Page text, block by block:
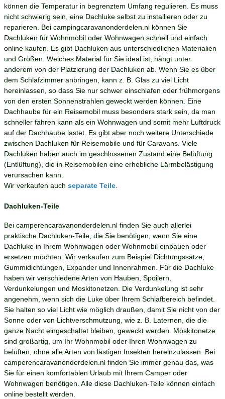
können die Temperatur in begrenztem Umfang regulieren. Es muss
nicht schwierig sein, eine Dachluke selbst zu installieren oder zu
reparieren. Bei campingcaravanonderdelen.nl können Sie
Dachluken für Wohnmobil oder Wohnwagen schnell und einfach
online kaufen. Es gibt Dachluken aus unterschiedlichen Materialien
und Größen. Welches Material für Sie ideal ist, hängt unter
anderem von der Platzierung der Dachluken ab. Wenn Sie es über
dem Schlafzimmer anbringen, kann z. B. Glas zu viel Licht
hereinlassen, so dass Sie nur schwer einschlafen oder frühmorgens
von den ersten Sonnenstrahlen geweckt werden können. Eine
Dachhaube für ein Reisemobil muss besonders stark sein, da man
schneller fahren kann als ein Wohnwagen und somit mehr Luftdruck
auf der Dachhaube lastet. Es gibt aber noch weitere Unterschiede
zwischen Dachluken für Reisemobile und für Caravans. Viele
Dachluken haben auch im geschlossenen Zustand eine Belüftung
(Entlüftung), die in Reisemobilen eine erhebliche Lärmbelästigung
verursachen kann.
Wir verkaufen auch separate Teile
Dachluken-Teile
Bei camperencaravanonderdelen.nl finden Sie auch allerlei
praktische Dachluken-Teile, die Sie benötigen, wenn Sie eine
Dachluke in Ihrem Wohnwagen oder Wohnmobil einbauen oder
ersetzen möchten. Wir verkaufen zum Beispiel Dichtungssätze,
Gummidichtungen, Expander und Innenrahmen. Für die Dachluke
haben wir verschiedene Arten von Hauben, Spoilern,
Verdunkelungen und Moskitonetzen. Die Verdunkelung ist sehr
angenehm, wenn sich die Luke über Ihrem Schlafbereich befindet.
Sie halten so viel Licht wie möglich draußen, damit Sie nicht von der
Sonne oder von Lichtverschmutzung, wie z. B. Laternen, die die
ganze Nacht eingeschaltet bleiben, geweckt werden. Moskitonetze
sind großartig, um Ihr Wohnmobil oder Ihren Wohnwagen zu
belüften, ohne alle Arten von lästigen Insekten hereinzulassen. Bei
camperencaravanonderdelen.nl finden Sie immer genau das, was
Sie für einen komfortablen Urlaub mit Ihrem Camper oder
Wohnwagen benötigen. Alle diese Dachluken-Teile können einfach
online bestellt werden.